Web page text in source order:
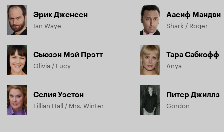
Эрик Дженсен
Ian Waye
Сьюзэн Мэй Прэтт
Olivia / Lucy
Селия Уэстон
Lillian Hall / Mrs. Winter
Аасиф Мандви
Shark / Roger
Тара Сабкофф
Anya
Питер Джиллз
Gordon